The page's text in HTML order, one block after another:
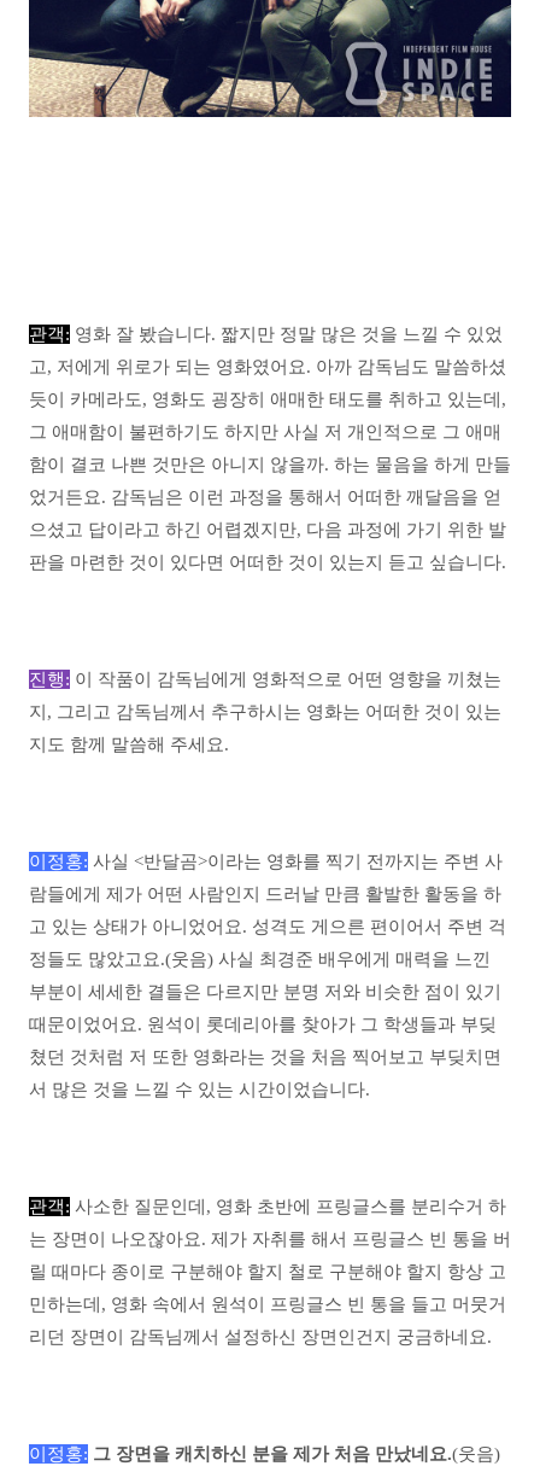
관객: 영화 잘 봤습니다. 짧지만 정말 많은 것을 느낄 수 있었
고, 저에게 위로가 되는 영화였어요. 아까 감독님도 말씀하셨
듯이 카메라도, 영화도 굉장히 애매한 태도를 취하고 있는데,
그 애매함이 불편하기도 하지만 사실 저 개인적으로 그 애매
함이 결코 나쁜 것만은 아니지 않을까. 하는 물음을 하게 만들
었거든요. 감독님은 이런 과정을 통해서 어떠한 깨달음을 얻
으셨고 답이라고 하긴 어렵겠지만, 다음 과정에 가기 위한 발
판을 마련한 것이 있다면 어떠한 것이 있는지 듣고 싶습니다.
진행: 이 작품이 감독님에게 영화적으로 어떤 영향을 끼쳤는
지, 그리고 감독님께서 추구하시는 영화는 어떠한 것이 있는
지도 함께 말씀해 주세요.
이정홍: 사실 <반달곰>이라는 영화를 찍기 전까지는 주변 사
람들에게 제가 어떤 사람인지 드러날 만큼 활발한 활동을 하
고 있는 상태가 아니었어요. 성격도 게으른 편이어서 주변 걱
정들도 많았고요.(웃음) 사실 최경준 배우에게 매력을 느낀
부분이 세세한 결들은 다르지만 분명 저와 비슷한 점이 있기
때문이었어요. 원석이 롯데리아를 찾아가 그 학생들과 부딪
쳤던 것처럼 저 또한 영화라는 것을 처음 찍어보고 부딪치면
서 많은 것을 느낄 수 있는 시간이었습니다.
관객: 사소한 질문인데, 영화 초반에 프링글스를 분리수거 하
는 장면이 나오잖아요. 제가 자취를 해서 프링글스 빈 통을 버
릴 때마다 종이로 구분해야 할지 철로 구분해야 할지 항상 고
민하는데, 영화 속에서 원석이 프링글스 빈 통을 들고 머뭇거
리던 장면이 감독님께서 설정하신 장면인건지 궁금하네요.
이정홍: 그 장면을 캐치하신 분을 제가 처음 만났네요.(웃음)